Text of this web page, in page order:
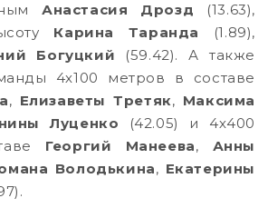
Анастасия Дрозд (13.63),
Карина Таранда
(1.89),
Богуцкий (59.42). А также
4х100 метров в составе
, Елизаветы Третяк, Максима
Луценко (42.05) и 4х400
Георгий Манеева, Анны
Володькина, Екатерины